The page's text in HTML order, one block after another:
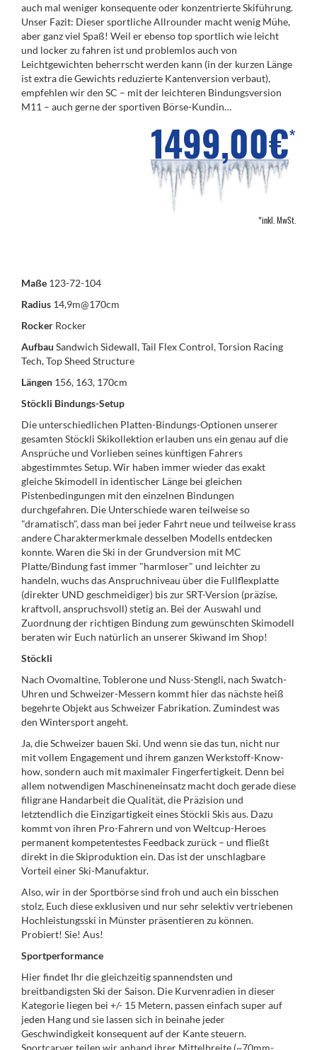
auch mal weniger konsequente oder konzentrierte Skiführung.
Unser Fazit: Dieser sportliche Allrounder macht wenig Mühe,
aber ganz viel Spaß! Weil er ebenso top sportlich wie leicht
und locker zu fahren ist und problemlos auch von
Leichtgewichten beherrscht werden kann (in der kurzen Länge
ist extra die Gewichts reduzierte Kantenversion verbaut),
empfehlen wir den SC – mit der leichteren Bindungsversion
M11 – auch gerne der sportiven Börse-Kundin…
1499,00€*
*inkl. MwSt.
Maße 123-72-104
Radius 14,9m@170cm
Rocker Rocker
Aufbau Sandwich Sidewall, Tail Flex Control, Torsion Racing
Tech, Top Sheed Structure
Längen 156, 163, 170cm
Stöckli Bindungs-Setup
Die unterschiedlichen Platten-Bindungs-Optionen unserer
gesamten Stöckli Skikollektion erlauben uns ein genau auf die
Ansprüche und Vorlieben seines künftigen Fahrers
abgestimmtes Setup. Wir haben immer wieder das exakt
gleiche Skimodell in identischer Länge bei gleichen
Pistenbedingungen mit den einzelnen Bindungen
durchgefahren. Die Unterschiede waren teilweise so
"dramatisch", dass man bei jeder Fahrt neue und teilweise krass
andere Charaktermerkmale desselben Modells entdecken
konnte. Waren die Ski in der Grundversion mit MC
Platte/Bindung fast immer "harmloser" und leichter zu
handeln, wuchs das Anspruchniveau über die Fullflexplatte
(direkter UND geschmeidiger) bis zur SRT-Version (präzise,
kraftvoll, anspruchsvoll) stetig an. Bei der Auswahl und
Zuordnung der richtigen Bindung zum gewünschten Skimodell
beraten wir Euch natürlich an unserer Skiwand im Shop!
Stöckli
Nach Ovomaltine, Toblerone und Nuss-Stengli, nach Swatch-
Uhren und Schweizer-Messern kommt hier das nächste heiß
begehrte Objekt aus Schweizer Fabrikation. Zumindest was
den Wintersport angeht.
Ja, die Schweizer bauen Ski. Und wenn sie das tun, nicht nur
mit vollem Engagement und ihrem ganzen Werkstoff-Know­
how, sondern auch mit maximaler Fingerfertigkeit. Denn bei
allem notwendigen Maschinen­einsatz macht doch gerade diese
filigrane Handarbeit die Qualität, die Präzision und
letztendlich die Einzigartigkeit eines Stöckli Skis aus. Dazu
kommt von ihren Pro-Fahrern und von Weltcup-Heroes
permanent kompetentestes Feedback zurück – und fließt
direkt in die Skiproduktion ein. Das ist der unschlagbare
Vorteil einer Ski-Manufaktur.
Also, wir in der Sportbörse sind froh und auch ein bisschen
stolz, Euch diese exklusiven und nur sehr selektiv vertriebenen
Hochleistungsski in Münster präsentieren zu können.
Probiert! Sie! Aus!
Sportperformance
Hier findet Ihr die gleichzeitig spannendsten und
breitbandigsten Ski der Saison. Die Kurvenradien in dieser
Kategorie liegen bei +/- 15 Metern, passen einfach super auf
jeden Hang und sie lassen sich in beinahe jeder
Geschwindigkeit konsequent auf der Kante steuern.
Sportcarver teilen wir anhand ihrer Mittelbreite (~70mm-